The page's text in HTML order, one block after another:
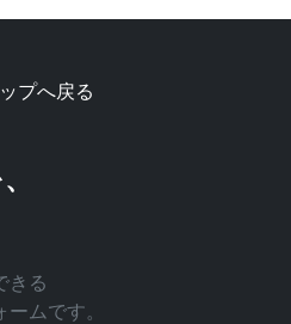
プへ戻る
きる
ムです。